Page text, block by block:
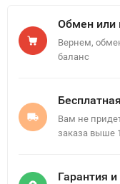
Обмен или
Вернем,
баланс
Вам не
заказа выше
Гарантия